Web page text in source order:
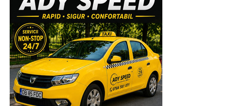
volumele recent tipărite de Editura Arhiepiscopiei
Târgoviștei: „Voievozi de la Târgoviște – ctitori de
spiritualitate ortodoxă” și „Mitropolitul Ștefan I al Țării
Românești – promotor al misiunii Bisericii prin
intermediul tiparului”, precum și broșurile din colecția
misionar-educativă dedicată tinerilor: „Familia –
fundament al valorilor Evangheliei lui Hristos” și
„Credință și mărturisire în spațiul virtual”.